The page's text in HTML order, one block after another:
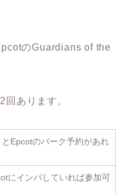
のGuardians of the
あります。
Epcotのパーク予約があれ
にインパしていれば参加可